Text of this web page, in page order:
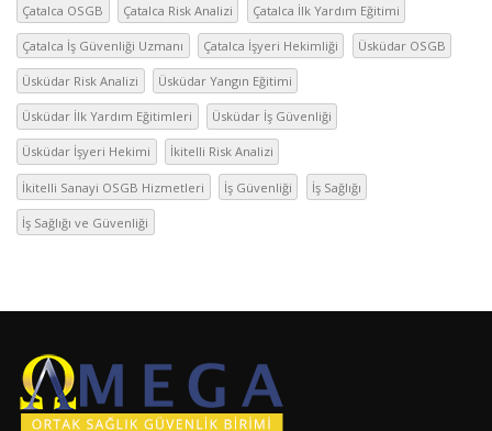
Çatalca OSGB Çatalca Risk Analizi Çatalca İlk Yardım Eğitimi
Çatalca İş Güvenliği Uzmanı Çatalca İşyeri Hekimliği Üsküdar OSGB
Üsküdar Risk Analizi Üsküdar Yangın Eğitimi
Üsküdar İlk Yardım Eğitimleri Üsküdar İş Güvenliği
Üsküdar İşyeri Hekimi İkitelli Risk Analizi
İkitelli Sanayi OSGB Hizmetleri İş Güvenliği İş Sağlığı
İş Sağlığı ve Güvenliği